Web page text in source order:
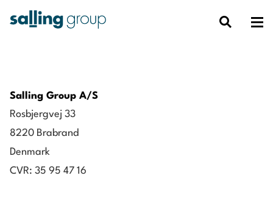
Salling Group A/S
Rosbjergvej 33
8220 Brabrand
Denmark
CVR: 35 95 47 16